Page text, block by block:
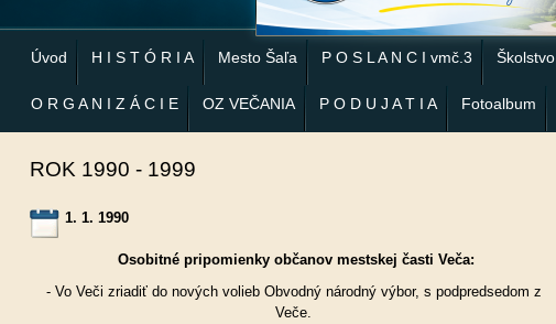
Úvod H I S T Ó R I A Mesto Šaľa P O S L A N C I vmč.3 Školstvo
O R G A N I Z Á C I E OZ VEČANIA P O D U J A T I A Fotoalbum
ROK 1990 - 1999
1. 1. 1990
Osobitné pripomienky občanov mestskej časti Veča:
- Vo Veči zriadiť do nových volieb Obvodný národný výbor, s podpredsedom z
Veče.